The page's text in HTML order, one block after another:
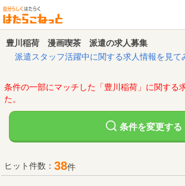
豊川稲荷 漫画喫茶 派遣の求人募集
派遣スタッフ活躍中に関する求人情報を見て
条件の一部にマッチした「豊川稲荷」に関する
た。
条件を変更する
ヒット件数： 38件